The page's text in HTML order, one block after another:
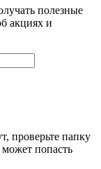
полезные
акциях и
проверьте папку
попасть